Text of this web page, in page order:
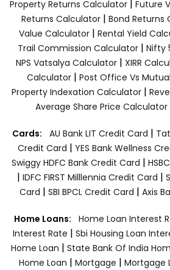
Property Returns Calculator | Future
Returns Calculator | Bond Returns
Value Calculator | Rental Yield
Trail Commission Calculator| Nifty
NPS Vatsalya Calculator| XIRR
Calculator| Post Office Vs
Property Indexation Calculator |
Average Share Price Calculator
Cards: AU Bank LIT Credit Card |
Credit Card | YES Bank Wellness
Swiggy HDFC Bank Credit Card |
| IDFC FIRST Milllennia Credit Card |
Card | SBI BPCL Credit Card | Axis
Home Loans: Home Loan Interest
Interest Rate | Sbi Housing Loan
Home Loan | State Bank Of India
Home Loan | Mortgage | Mortgage